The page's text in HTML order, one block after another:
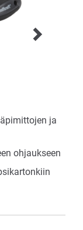
ja
ohjaukseen